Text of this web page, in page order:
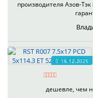
производителя Азов-
16.12.2025
дешевле, чем